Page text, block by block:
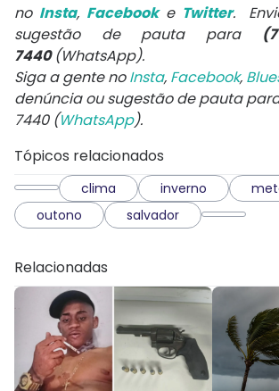
no Insta, Facebooke Twitter.
sugestão de pauta para
7440(WhatsApp).
Siga a gente noInsta, Facebook,
denúncia ou sugestão de pauta
7440 (WhatsApp).
Tópicos relacionados
clima inverno
outono
salvador
Relacionadas